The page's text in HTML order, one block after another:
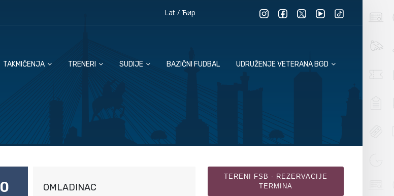
Lat/ Ћир
TAKMIČENJA TRENERI SUDIJE BAZIČNI FUDBAL UDRUŽENJE VETERANA BGD
0 OMLADINAC
TERENI FSB - REZERVACIJE
TERMINA